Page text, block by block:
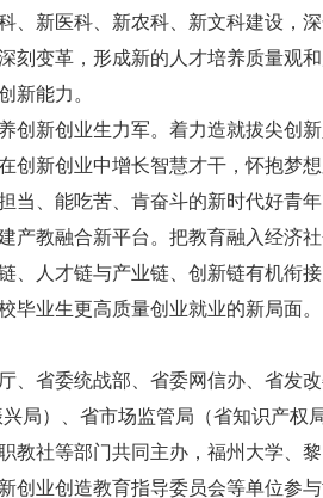
、新医科、新农科、新文科建设，
刻变革，形成新的人才培养质量观
新能力。
创新创业生力军。着力造就拔尖创
创新创业中增长智慧才干，怀抱梦
当、能吃苦、肯奋斗的新时代好青
产教融合新平台。把教育融入经济
、人才链与产业链、创新链有机衔
毕业生更高质量创业就业的新局面。
、省委统战部、省委网信办、省发
局）、省市场监管局（省知识产权
教社等部门共同主办，福州大学、
创业创造教育指导委员会等单位参